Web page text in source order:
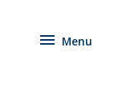
Menu